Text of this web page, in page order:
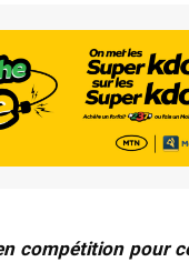
compétition pour